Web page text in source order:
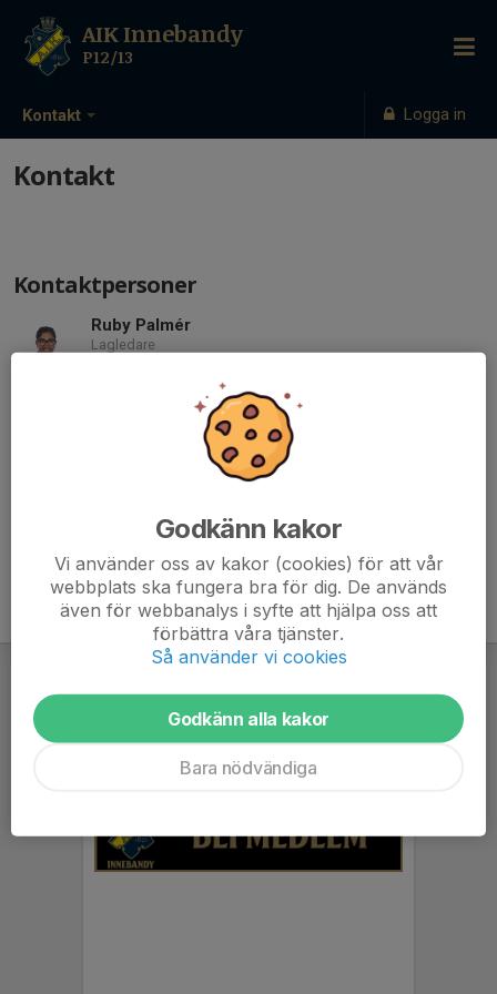
Kontakt Logga in
AIK Innebandy
P12/13
Kontakt
Kontaktpersoner
Ruby Palmér
Lagledare
ruby.palmer@gmail.com
Godkänn kakor
Vi använder oss av kakor (cookies) för att vår
webbplats ska fungera bra för dig. De används
även för webbanalys i syfte att hjälpa oss att
förbättra våra tjänster.
Så använder vi cookies
Godkänn alla kakor
Bara nödvändiga